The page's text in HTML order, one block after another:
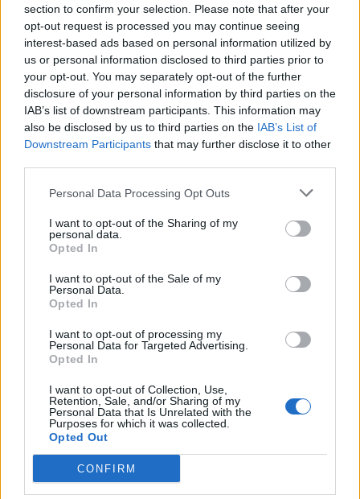
section to confirm your selection. Please note that after your
opt-out request is processed you may continue seeing
interest-based ads based on personal information utilized by
us or personal information disclosed to third parties prior to
your opt-out. You may separately opt-out of the further
disclosure of your personal information by third parties on the
IAB’s list of downstream participants. This information may
also be disclosed by us to third parties on the IAB’s List of
Downstream Participants that may further disclose it to other
Personal Data Processing Opt Outs
I want to opt-out of the Sharing of my
personal data.
Opted In
I want to opt-out of the Sale of my
Personal Data.
Opted In
I want to opt-out of processing my
Personal Data for Targeted Advertising.
Opted In
I want to opt-out of Collection, Use,
Retention, Sale, and/or Sharing of my
Personal Data that Is Unrelated with the
Purposes for which it was collected.
Opted Out
CONFIRM